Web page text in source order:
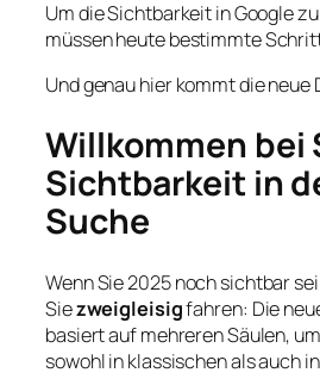
Um die Sichtbarkeit in Google
müssen heute bestimmte
Und genau hier kommt die neue
Willkommen bei
Sichtbarkeit in
Suche
Wenn Sie 2025 noch sichtbar
Siezweigleisigfahren: Die
basiert auf mehreren Säulen,
sowohl in klassischen als auch